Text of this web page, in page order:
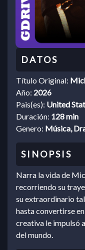
Título Original:
Año: 2026
Pais(es): United
Duración: 128 min
Genero: Música,
Narra la vida de
recorriendo su
su extraordinario
hasta convertirse
creativa le impulsó
del mundo.